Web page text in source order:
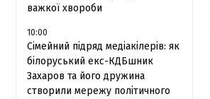
важкої хвороби
10:00
Сімейний підряд медіакілерів: як
білоруський екс-КДБшник
Захаров та його дружина
створили мережу політичного